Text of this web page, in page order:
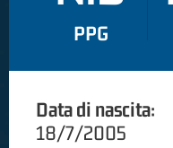
PPG
Data di nascita:
18/7/2005